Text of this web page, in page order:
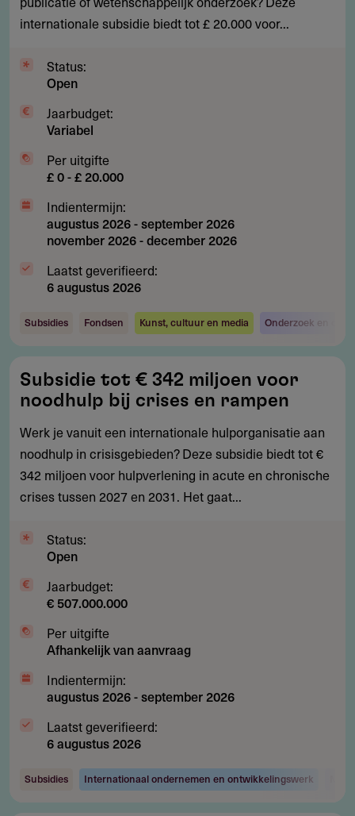
non-
internationale subsidie biedt tot £ 20.000 voor...
Status:
Open
Jaarbudget:
Variabel
Per uitgifte
£ 0 - £ 20.000
Indientermijn:
augustus 2026-september 2026
november 2026-december 2026
Laatst geverifieerd:
6 augustus 2026
Subsidies Fondsen Kunst, cultuur en media Onderzoek en
tot
€
342
miljoen
voor
noodhulp
crises
rampen
Subsidie tot € 342 miljoen voor
noodhulp bij crises en rampen
Werk je vanuit een internationale hulporganisatie aan
noodhulp in crisisgebieden? Deze subsidie biedt tot €
342 miljoen voor hulpverlening in acute en chronische
crises tussen 2027 en 2031. Het gaat...
Status:
Open
Jaarbudget:
€ 507.000.000
Per uitgifte
Afhankelijk van aanvraag
Indientermijn:
augustus 2026-september 2026
Laatst geverifieerd:
6 augustus 2026
Subsidies Internationaal ondernemen en ontwikkelingswerk